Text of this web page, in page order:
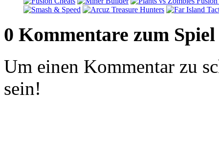
0 Kommentare zum Spiel
Um einen Kommentar zu
sein!